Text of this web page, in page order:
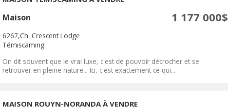
Maison 1 177 000$
6267,Ch. Crescent Lodge
Témiscaming
On dit souvent que le vrai luxe, c'est de pouvoir décrocher et se
retrouver en pleine nature... Ici, c'est exactement ce qui...
MAISON ROUYN-NORANDA À VENDRE